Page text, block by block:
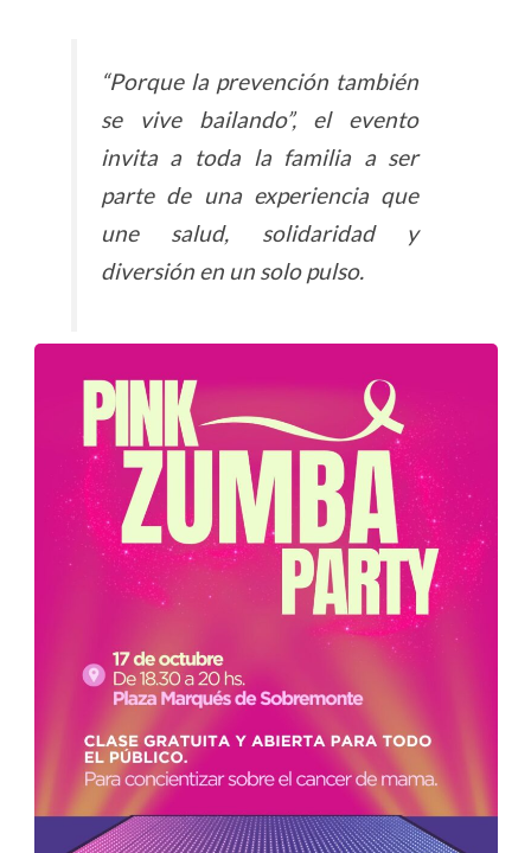
“Porque la prevención también
se vive bailando”, el evento
invita a toda la familia a ser
parte de una experiencia que
une salud, solidaridad y
diversión en un solo pulso.